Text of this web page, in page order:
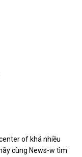
of khá nhiều
cùng News-w tìm